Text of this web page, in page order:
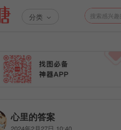
分类
心里的答案